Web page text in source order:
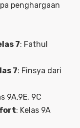
penghargaan
7: Fathul
7: Finsya dari
9A,9E, 9C
: Kelas 9A